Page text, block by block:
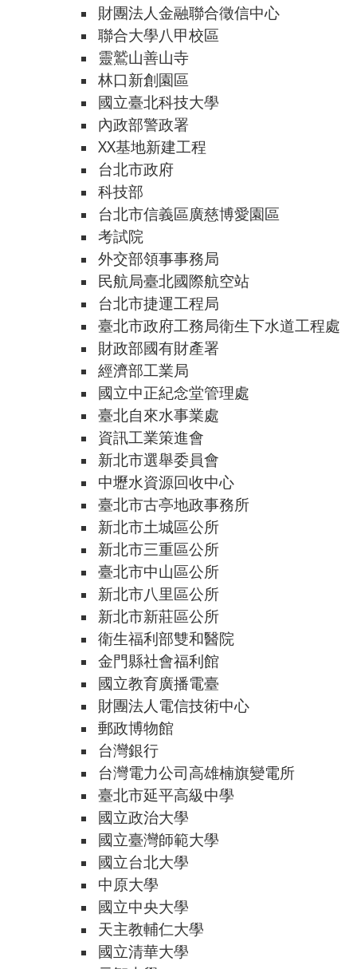
財團法人金融聯合徵信中心
聯合大學八甲校區
靈鷲山善山寺
林口新創園區
國立臺北科技大學
內政部警政署
XX基地新建工程
台北市政府
科技部
台北市信義區廣慈博愛園區
考試院
外交部領事事務局
民航局臺北國際航空站
台北市捷運工程局
臺北市政府工務局衛生下水道工程處
財政部國有財產署
經濟部工業局
國立中正紀念堂管理處
臺北自來水事業處
資訊工業策進會
新北市選舉委員會
中壢水資源回收中心
臺北市古亭地政事務所
新北市土城區公所
新北市三重區公所
臺北市中山區公所
新北市八里區公所
新北市新莊區公所
衛生福利部雙和醫院
金門縣社會福利館
國立教育廣播電臺
財團法人電信技術中心
郵政博物館
台灣銀行
台灣電力公司高雄楠旗變電所
臺北市延平高級中學
國立政治大學
國立臺灣師範大學
國立台北大學
中原大學
國立中央大學
天主教輔仁大學
國立清華大學